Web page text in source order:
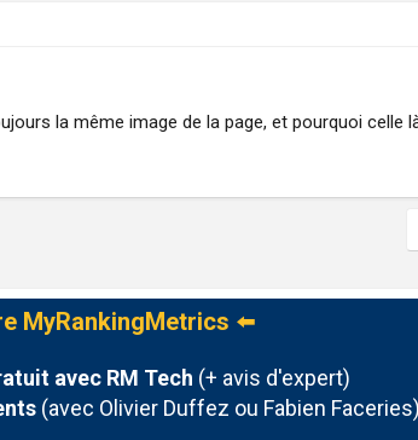
la même image de la page, et pourquoi celle
MyRankingMetrics ⬅️
avec RM Tech (+ avis d'expert)
(avec Olivier Duffez ou Fabien Faceries)